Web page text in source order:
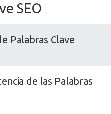
SEO
Palabras Clave
de las Palabras